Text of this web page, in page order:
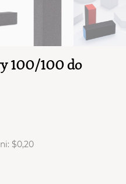
(
100/100 do
$0,20